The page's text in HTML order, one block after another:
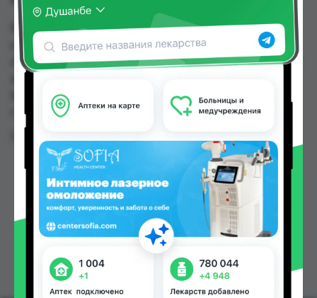
ВЕНОДИОЛ-УЛЬТРА ГЕЛЬ 50Г ТУБА можно
купить или заказать в аптеках, Абубакри Карим,
Авиценна, АЗИЗ ВАКО , Алишер-К, Аптека + 24/7,
50.40 TJS до 61.30 TJS в Душанбе и других
городах Таджикистана